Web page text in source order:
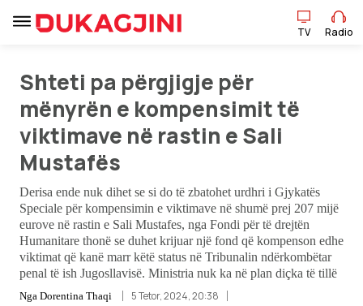
TV
Lajme
Sport
Pikëpamje
Art Jete
TV Radio
Shteti pa përgjigje për
mënyrën e kompensimit të
viktimave në rastin e Sali
Mustafës
Derisa ende nuk dihet se si do të zbatohet urdhri i Gjykatës
Speciale për kompensimin e viktimave në shumë prej 207 mijë
eurove në rastin e Sali Mustafes, nga Fondi për të drejtën
Humanitare thonë se duhet krijuar një fond që kompenson edhe
viktimat që kanë marr këtë status në Tribunalin ndërkombëtar
penal të ish Jugosllavisë. Ministria nuk ka në plan diçka të tillë
Nga Dorentina Thaqi 5 Tetor, 2024, 20:38